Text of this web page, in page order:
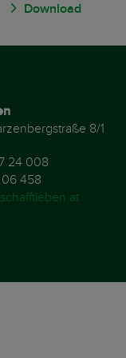
Download
8/1
24 008
06 458